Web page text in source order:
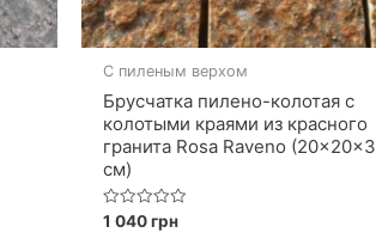
С пиленым верхом
Брусчатка пилено-колотая с
колотыми краями из красного
гранита Rosa Raveno (20×20×3
см)
Оценка
1 040грн